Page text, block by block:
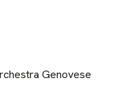
Genovese